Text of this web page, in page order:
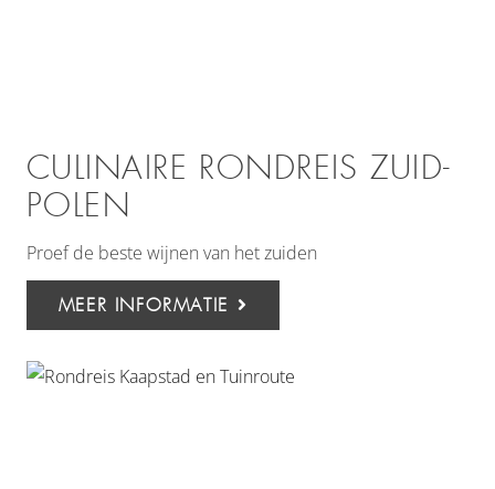
CULINAIRE RONDREIS ZUID-
POLEN
Proef de beste wijnen van het zuiden
MEER INFORMATIE